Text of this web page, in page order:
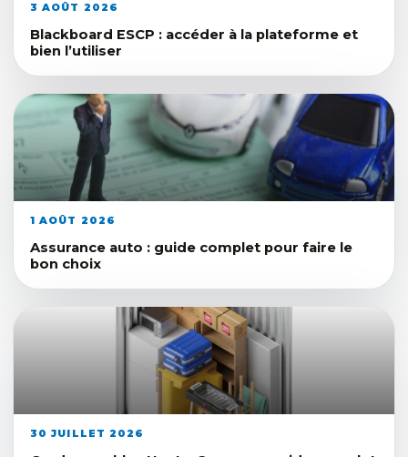
3 AOÛT 2026
Blackboard ESCP : accéder à la plateforme et
bien l’utiliser
1 AOÛT 2026
Assurance auto : guide complet pour faire le
bon choix
30 JUILLET 2026